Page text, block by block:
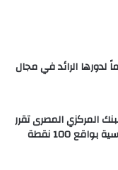
لدورها الرائد في مجال
المركزي المصرى تقرر
خفض أسعار العائد الأساسية بواقع 100 نقطة